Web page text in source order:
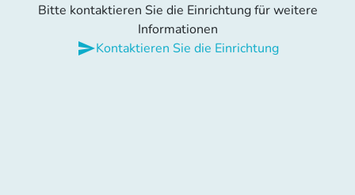
Bitte kontaktieren Sie die Einrichtung für weitere
Informationen
sendKontaktieren Sie die Einrichtung